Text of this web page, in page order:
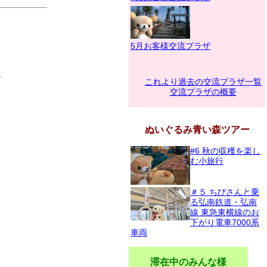
5月お客様交流プラザ
これより過去の交流プラザ一覧
交流プラザの概要
ぬいぐるみ青い森ツアー
#6 秋の収穫を楽し
む小旅行
＃５ ちびさんと乗
る弘南鉄道・弘南
線 東急東横線のお
下がり電車7000系
車両
滞在中のみんな様